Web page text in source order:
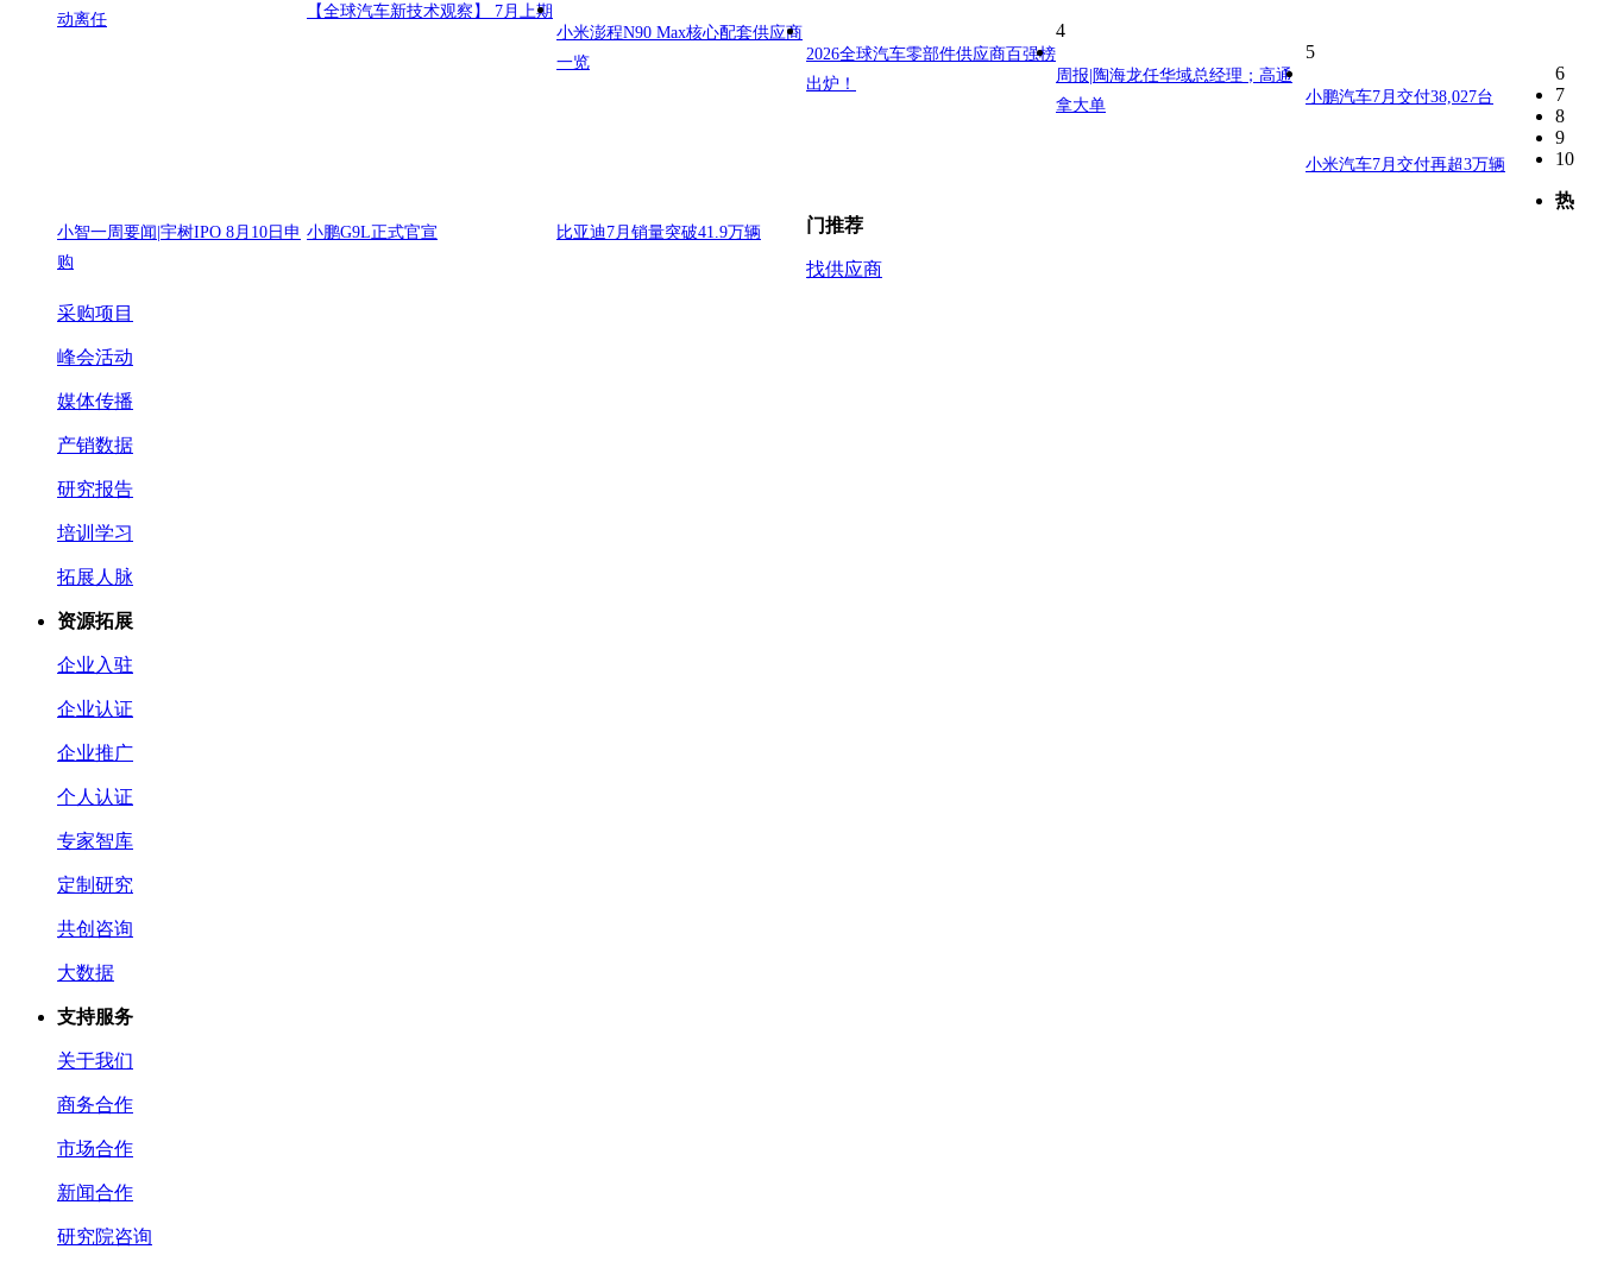
动离任
【全球汽车新技术观察】 7月上期
小米澎程N90 Max核心配套供应商
一览
4
2026全球汽车零部件供应商百强榜
出炉！
5
周报|陶海龙任华域总经理；高通
拿大单
6
小鹏汽车7月交付38,027台 7
小米汽车7月交付再超3万辆
8
小智一周要闻|宇树IPO 8月10日申
购
9
小鹏G9L正式官宣
10
比亚迪7月销量突破41.9万辆
热
门推荐
找供应商
采购项目
峰会活动
媒体传播
产销数据
研究报告
培训学习
拓展人脉
资源拓展
企业入驻
企业认证
企业推广
个人认证
专家智库
定制研究
共创咨询
大数据
支持服务
关于我们
商务合作
市场合作
新闻合作
研究院咨询